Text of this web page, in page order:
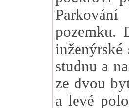
pozemku.
studnu a
ze dvou
a levé